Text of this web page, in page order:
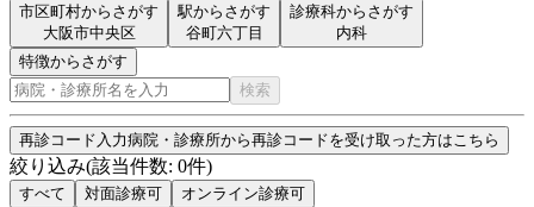
市区町村からさがす
大阪市中央区
駅からさがす
谷町六丁目
診療科からさがす
内科
特徴からさがす
検索
再診コード入力病院・診療所から再診コードを受け取った方はこちら
絞り込み(該当件数: 0件)
すべて 対面診療可 オンライン診療可